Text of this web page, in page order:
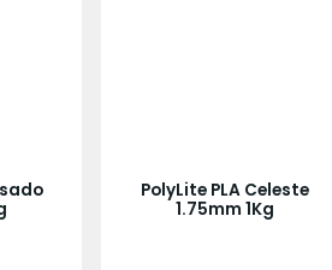
PolyLite PLA Celeste
1.75mm 1Kg